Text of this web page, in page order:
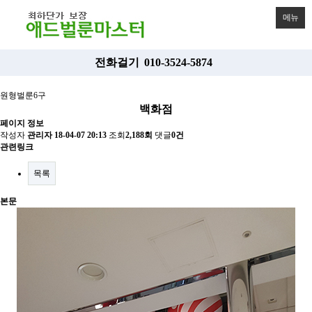
메뉴
전화걸기 010-3524-5874
원형벌룬6구
백화점
페이지 정보
작성자 관리자 18-04-07 20:13 조회 2,188회 댓글0건
관련링크
목록
본문